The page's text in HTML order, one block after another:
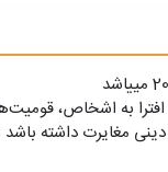
به اشخاص،
مغایرت داشته